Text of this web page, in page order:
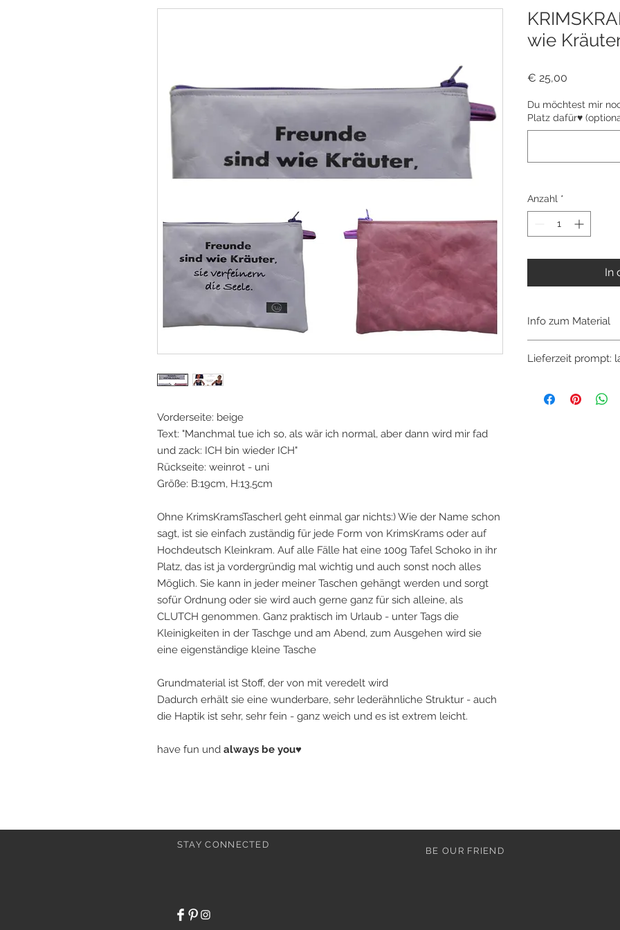
Vorderseite: beige
Text: "Manchmal tue ich so, als wär ich normal, aber dann wird mir fad
und zack: ICH bin wieder ICH"
Rückseite: weinrot - uni
Größe: B:19cm, H:13,5cm
Ohne KrimsKramsTascherl geht einmal gar nichts:) Wie der Name schon
sagt, ist sie einfach zuständig für jede Form von KrimsKrams oder auf
Hochdeutsch Kleinkram. Auf alle Fälle hat eine 100g Tafel Schoko in ihr
Platz, das ist ja vordergründig mal wichtig und auch sonst noch alles
Möglich. Sie kann in jeder meiner Taschen gehängt werden und sorgt
sofür Ordnung oder sie wird auch gerne ganz für sich alleine, als
CLUTCH genommen. Ganz praktisch im Urlaub - unter Tags die
Kleinigkeiten in der Taschge und am Abend, zum Ausgehen wird sie
eine eigenständige kleine Tasche
Grundmaterial ist Stoff, der von mit veredelt wird
Dadurch erhält sie eine wunderbare, sehr lederähnliche Struktur - auch
die Haptik ist sehr, sehr fein - ganz weich und es ist extrem leicht.
have fun und always be you♥
wie
€ 25,00
Du möchtest mir
Platz dafür♥
Anzahl *
In
Info zum Material
eigens
leicht.
wasserabweisend
Lieferzeit prompt:
STAY CONNECTED
BE OUR FRIEND